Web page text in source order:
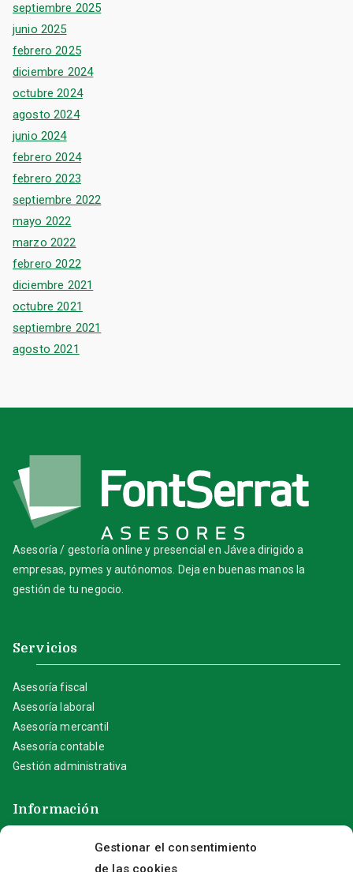
Gestionar el consentimiento
de las cookies
septiembre 2025
junio 2025
febrero 2025
diciembre 2024
octubre 2024
agosto 2024
junio 2024
febrero 2024
febrero 2023
septiembre 2022
mayo 2022
marzo 2022
febrero 2022
diciembre 2021
octubre 2021
septiembre 2021
agosto 2021
Asesoría / gestoría online y presencial en Jávea dirigido a
empresas, pymes y autónomos. Deja en buenas manos la
gestión de tu negocio.
Servicios
Asesoría fiscal
Asesoría laboral
Asesoría mercantil
Asesoría contable
Gestión administrativa
Información
Política de privacidad